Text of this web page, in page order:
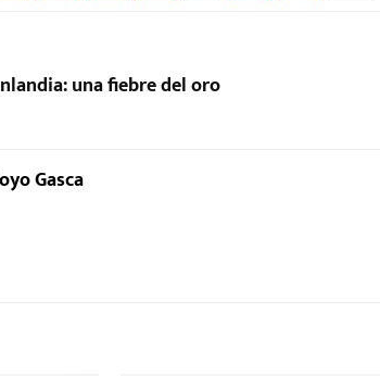
una fiebre del oro
Gasca